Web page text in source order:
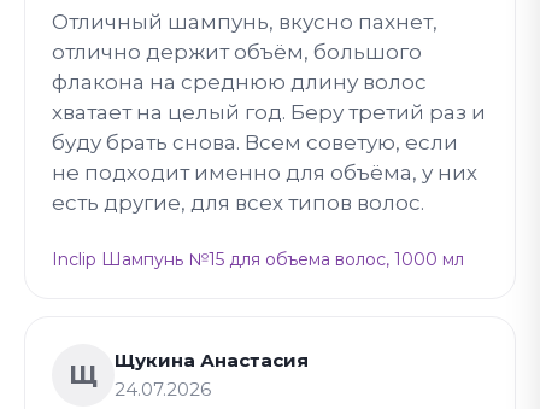
Отличный шампунь, вкусно пахнет,
отлично держит объём, большого
флакона на среднюю длину волос
хватает на целый год. Беру третий раз и
буду брать снова. Всем советую, если
не подходит именно для объёма, у них
есть другие, для всех типов волос.
Inclip Шампунь №15 для объема волос, 1000 мл
Щ
Щукина Анастасия
24.07.2026